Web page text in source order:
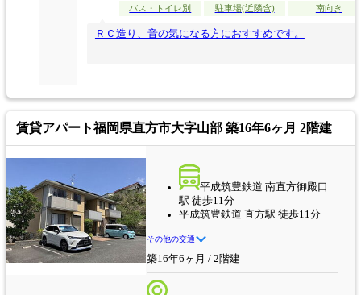
バス・トイレ別
駐車場(近隣含) 南向き
ＲＣ造り、音の気になる方におすすめです。
賃貸アパート福岡県直方市大字山部 築16年6ヶ月 2階建
平成筑豊鉄道 南直方御殿口
駅 徒歩11分
平成筑豊鉄道 直方駅 徒歩11分
その他の交通
築16年6ヶ月 / 2階建